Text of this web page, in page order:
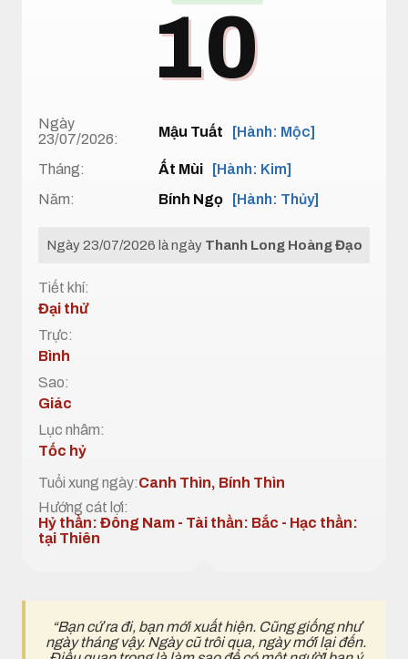
10
Ngày
23/07/2026:
Mậu Tuất [Hành: Mộc]
Tháng: Ất Mùi
[Hành: Kim]
Năm:
Bính Ngọ [Hành: Thủy]
Ngày 23/07/2026 là ngày Thanh Long Hoàng Đạo
Tiết khí:
Đại thử
Trực:
Bình
Sao:
Giác
Lục nhâm:
Tốc hỷ
Tuổi xung ngày:Canh Thìn, Bính Thìn
Hướng cát lợi:
Hỷ thần: Đông Nam - Tài thần: Bắc - Hạc thần:
tại Thiên
“Bạn cứ ra đi, bạn mới xuất hiện. Cũng giống như
ngày tháng vậy. Ngày cũ trôi qua, ngày mới lại đến.